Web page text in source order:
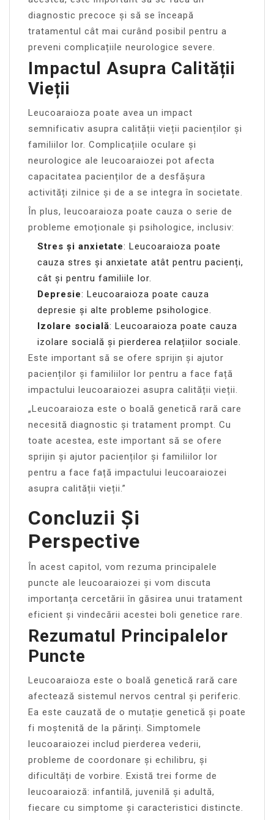
diagnostic precoce și să se înceapă
tratamentul cât mai curând posibil pentru a
preveni complicațiile neurologice severe.
Impactul Asupra Calității
Vieții
Leucoaraioza poate avea un impact
semnificativ asupra calității vieții pacienților și
familiilor lor. Complicațiile oculare și
neurologice ale leucoaraiozei pot afecta
capacitatea pacienților de a desfășura
activități zilnice și de a se integra în societate.
În plus, leucoaraioza poate cauza o serie de
probleme emoționale și psihologice, inclusiv:
Stres și anxietate: Leucoaraioza poate
cauza stres și anxietate atât pentru pacienți,
cât și pentru familiile lor.
Depresie: Leucoaraioza poate cauza
depresie și alte probleme psihologice.
Izolare socială: Leucoaraioza poate cauza
izolare socială și pierderea relațiilor sociale.
Este important să se ofere sprijin și ajutor
pacienților și familiilor lor pentru a face față
impactului leucoaraiozei asupra calității vieții.
„Leucoaraioza este o boală genetică rară care
necesită diagnostic și tratament prompt. Cu
toate acestea, este important să se ofere
sprijin și ajutor pacienților și familiilor lor
pentru a face față impactului leucoaraiozei
asupra calității vieții.”
Concluzii Și
Perspective
În acest capitol, vom rezuma principalele
puncte ale leucoaraiozei și vom discuta
importanța cercetării în găsirea unui tratament
eficient și vindecării acestei boli genetice rare.
Rezumatul Principalelor
Puncte
Leucoaraioza este o boală genetică rară care
afectează sistemul nervos central și periferic.
Ea este cauzată de o mutație genetică și poate
fi moștenită de la părinți. Simptomele
leucoaraiozei includ pierderea vederii,
probleme de coordonare și echilibru, și
dificultăți de vorbire. Există trei forme de
leucoaraioză: infantilă, juvenilă și adultă,
fiecare cu simptome și caracteristici distincte.